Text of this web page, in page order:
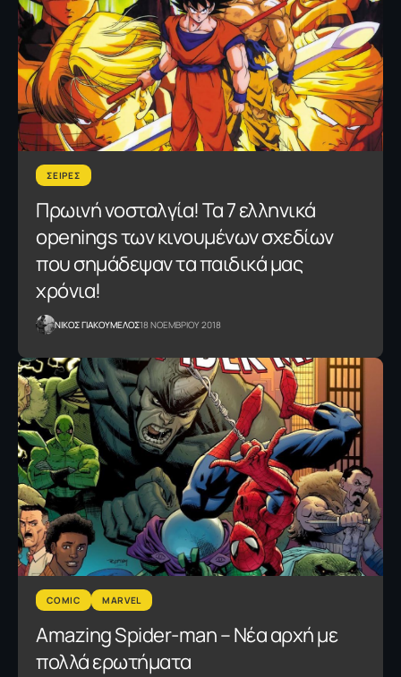
ΣΕΙΡΕΣ
Πρωινή νοσταλγία! Τα 7 ελληνικά
οpenings των κινουμένων σχεδίων
που σημάδεψαν τα παιδικά μας
χρόνια!
NΙΚΟΣ ΓΙΑΚΟΥΜΕΛΟΣ18 ΝΟΕΜΒΡΙΟΥ 2018
COMIC MARVEL
Amazing Spider-man – Νέα αρχή με
πολλά ερωτήματα